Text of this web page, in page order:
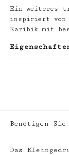
Ein weiteres
inspiriert von
Karibik mit
Benötigen
Das